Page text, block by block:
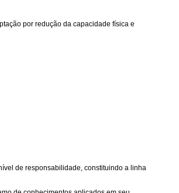
por redução da capacidade física e
de responsabilidade, constituindo a linha